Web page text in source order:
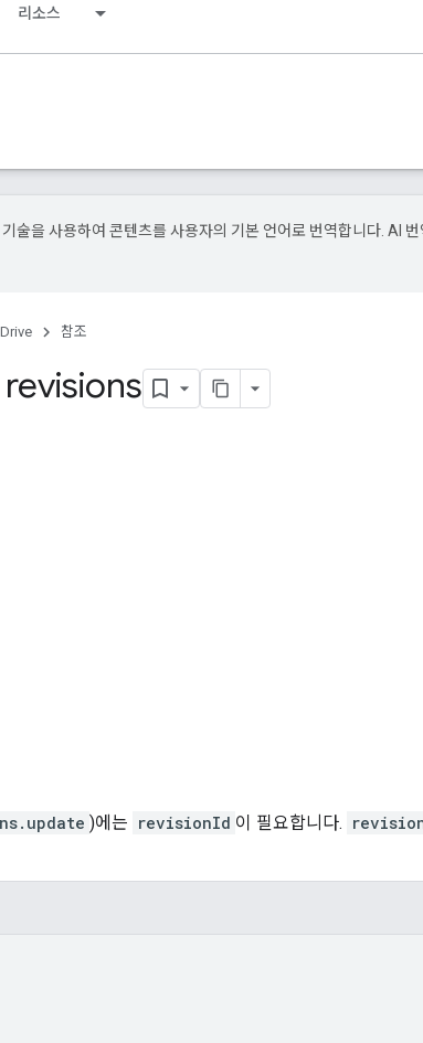
리소스
술을 사용하여 콘텐츠를 사용자의 기본 언어로 번역합니다. AI
참조
revisions
)에는 revisionId 이 필요합니다.